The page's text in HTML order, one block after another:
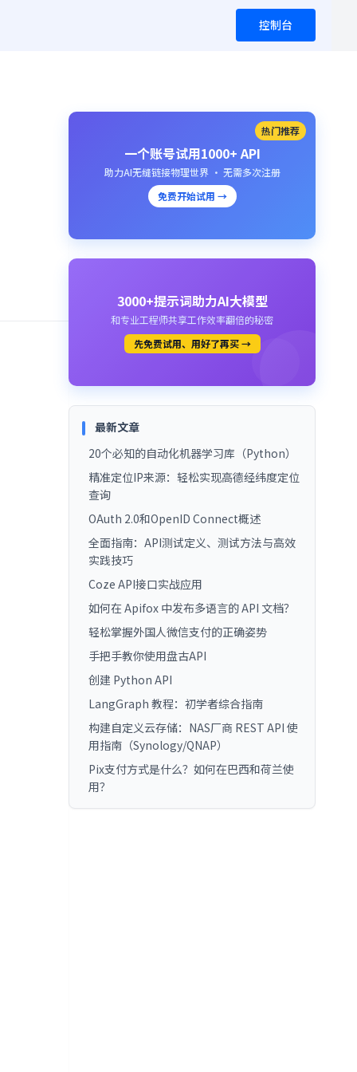
控制台
热门推荐
一个账号试用1000+ API
助力AI无缝链接物理世界 · 无需多次注册
免费开始试用 →
3000+提示词助力AI大模型
和专业工程师共享工作效率翻倍的秘密
先免费试用、用好了再买 →
最新文章
20个必知的自动化机器学习库（Python）
精准定位IP来源：轻松实现高德经纬度定位
查询
OAuth 2.0和OpenID Connect概述
全面指南：API测试定义、测试方法与高效
实践技巧
Coze API接口实战应用
如何在 Apifox 中发布多语言的 API 文档？
轻松掌握外国人微信支付的正确姿势
手把手教你使用盘古API
创建 Python API
LangGraph 教程：初学者综合指南
构建自定义云存储：NAS厂商 REST API 使
用指南（Synology/QNAP）
Pix支付方式是什么？如何在巴西和荷兰使
用？